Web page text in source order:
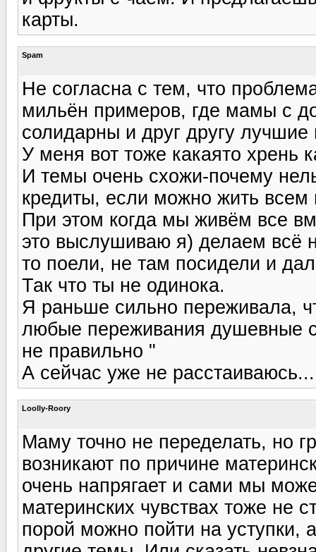
карты.
Spam
Не согласна с тем, что
мильён примеров, где мамы с
солидарны и друг другу лучшие
У меня вот тоже какаято хрень
И темы очень схожи-почему
кредиты, если можно жить всем
При этом когда мы живём все
это выслушиваю я) делаем всё
то поели, не там посидели и
Так что ты не одинока.
Я раньше сильно переживала,
любые переживания душевные
не правильно "
А сейчас уже не
Loolly-Roory
Маму точно не переделать, но
возникают по причине
очень напрягает и сами мы
материнских чувствах тоже не
порой можно пойти на уступки,